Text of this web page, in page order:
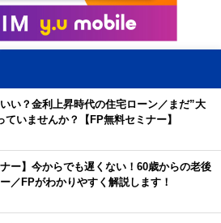
い？金利上昇時代の住宅ローン／まだ”大
ていませんか？【FP無料セミナー】
ナー】今からでも遅くない！60歳からの老後
／FPがわかりやすく解説します！